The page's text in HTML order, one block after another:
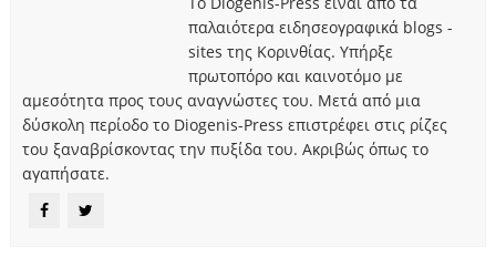
παλαιότερα ειδησεογραφικά blogs -
sites της Κορινθίας. Υπήρξε
πρωτοπόρο και καινοτόμο με
αμεσότητα προς τους αναγνώστες του. Μετά από μια
δύσκολη περίοδο το Diogenis-Press επιστρέφει στις ρίζες
του ξαναβρίσκοντας την πυξίδα του. Ακριβώς όπως το
αγαπήσατε.